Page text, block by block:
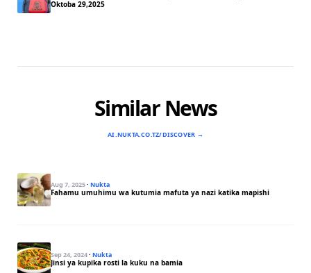
Oktoba 29,2025
Similar News
AI.NUKTA.CO.TZ/DISCOVER →
Aug 7, 2025· Nukta
Fahamu umuhimu wa kutumia mafuta ya nazi katika mapishi
Sep 24, 2024· Nukta
Jinsi ya kupika rosti la kuku na bamia